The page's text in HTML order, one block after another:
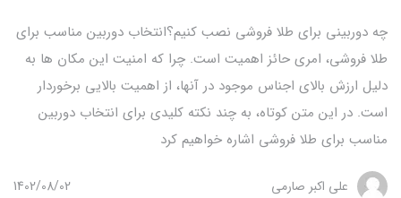
چه دوربینی برای طلا فروشی نصب کنیم؟انتخاب دوربین مناسب برای
طلا فروشی، امری حائز اهمیت است. چرا که امنیت این مکان ها به
دلیل ارزش بالای اجناس موجود در آنها، از اهمیت بالایی برخوردار
است. در این متن کوتاه، به چند نکته کلیدی برای انتخاب دوربین
مناسب برای طلا فروشی اشاره خواهیم کرد
علی اکبر صارمی 1402/08/02